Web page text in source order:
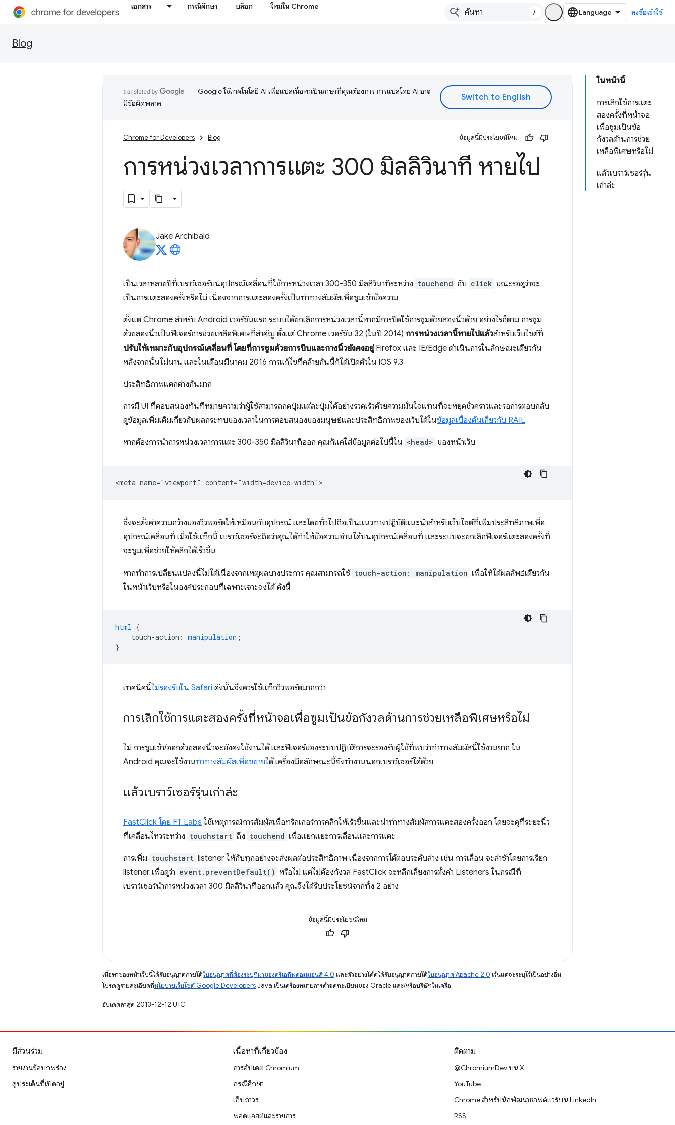
เอกสาร กรณีศึกษา บล็อก ใหม่ใน Chrome
/ ลงชื่อเข้าใช้
Blog
ในหน้านี้
การเลิกใช้การแตะ
สองครั้งที่หน้าจอ
เพื่อซูมเป็นข้อ
กังวลด้านการช่วย
เหลือพิเศษหรือไม่
แล้วเบราว์เซอร์รุ่น
เก่าล่ะ
Google ใช้เทคโนโลยี AI เพื่อแปลเนื้อหาเป็นภาษาที่คุณต้องการ การแปลโดย AI อาจ
มีข้อผิดพลาด
Chrome for Developers Blog ข้อมูลนี้มีประโยชน์ไหม
การหน่วงเวลาการแตะ 300 มิลลิวินาที หายไป
Jake Archibald
เป็นเวลาหลายปีที่เบราว์เซอร์บนอุปกรณ์เคลื่อนที่ใช้การหน่วงเวลา 300-350 มิลลิวินาทีระหว่าง touchend กับ click ขณะรอดูว่าจะ
เป็นการแตะสองครั้งหรือไม่ เนื่องจากการแตะสองครั้งเป็นท่าทางสัมผัสเพื่อซูมเข้าข้อความ
ตั้งแต่ Chrome สำหรับ Android เวอร์ชันแรก ระบบได้ยกเลิกการหน่วงเวลานี้หากมีการปิดใช้การซูมด้วยสองนิ้วด้วย อย่างไรก็ตาม การซูม
ด้วยสองนิ้วเป็นฟีเจอร์การช่วยเหลือพิเศษที่สำคัญ ตั้งแต่ Chrome เวอร์ชัน 32 (ในปี 2014) การหน่วงเวลานี้หายไปแล้วสำหรับเว็บไซต์ที่
ปรับให้เหมาะกับอุปกรณ์เคลื่อนที่ โดยที่การซูมด้วยการบีบและกางนิ้วยังคงอยู่Firefox และ IE/Edge ดำเนินการในลักษณะเดียวกัน
หลังจากนั้นไม่นาน และในเดือนมีนาคม 2016 การแก้ไขที่คล้ายกันนี้ก็ได้เปิดตัวใน iOS 9.3
ประสิทธิภาพแตกต่างกันมาก
การมี UI ที่ตอบสนองทันทีหมายความว่าผู้ใช้สามารถกดปุ่มแต่ละปุ่มได้อย่างรวดเร็วด้วยความมั่นใจแทนที่จะหยุดชั่วคราวและรอการตอบกลับ
ดูข้อมูลเพิ่มเติมเกี่ยวกับผลกระทบของเวลาในการตอบสนองของมนุษย์และประสิทธิภาพของเว็บได้ในข้อมูลเบื้องต้นเกี่ยวกับ RAIL
หากต้องการนำการหน่วงเวลาการแตะ 300-350 มิลลิวินาทีออก คุณก็แค่ใส่ข้อมูลต่อไปนี้ใน <head> ของหน้าเว็บ
ซึ่งจะตั้งค่าความกว้างของวิวพอร์ตให้เหมือนกับอุปกรณ์ และโดยทั่วไปถือเป็นแนวทางปฏิบัติแนะนำสำหรับเว็บไซต์ที่เพิ่มประสิทธิภาพเพื่อ
อุปกรณ์เคลื่อนที่ เมื่อใช้แท็กนี้ เบราว์เซอร์จะถือว่าคุณได้ทำให้ข้อความอ่านได้บนอุปกรณ์เคลื่อนที่ และระบบจะยกเลิกฟีเจอร์แตะสองครั้งที่
จะซูมเพื่อช่วยให้คลิกได้เร็วขึ้น
หากทําการเปลี่ยนแปลงนี้ไม่ได้เนื่องจากเหตุผลบางประการ คุณสามารถใช้ touch-action: manipulation เพื่อให้ได้ผลลัพธ์เดียวกัน
ในหน้าเว็บหรือในองค์ประกอบที่เฉพาะเจาะจงได้ ดังนี้
html {
touch-action : manipulation ;
}
เทคนิคนี้ไม่รองรับใน Safari ดังนั้นจึงควรใช้แท็กวิวพอร์ตมากกว่า
การเลิกใช้การแตะสองครั้งที่หน้าจอเพื่อซูมเป็นข้อกังวลด้านการช่วยเหลือพิเศษหรือไม่
ไม่ การซูมเข้า/ออกด้วยสองนิ้วจะยังคงใช้งานได้ และฟีเจอร์ของระบบปฏิบัติการจะรองรับผู้ใช้ที่พบว่าท่าทางสัมผัสนี้ใช้งานยาก ใน
Android คุณจะใช้งานท่าทางสัมผัสเพื่อขยายได้ เครื่องมือลักษณะนี้ยังทำงานนอกเบราว์เซอร์ได้ด้วย
แล้วเบราว์เซอร์รุ่นเก่าล่ะ
FastClick โดย FT Labs ใช้เหตุการณ์การสัมผัสเพื่อทริกเกอร์การคลิกให้เร็วขึ้นและนำท่าทางสัมผัสการแตะสองครั้งออก โดยจะดูที่ระยะนิ้ว
ที่เคลื่อนไหวระหว่าง touchstart ถึง touchend เพื่อแยกแยะการเลื่อนและการแตะ
การเพิ่ม touchstart listener ให้กับทุกอย่างจะส่งผลต่อประสิทธิภาพ เนื่องจากการโต้ตอบระดับล่าง เช่น การเลื่อน จะล่าช้าโดยการเรียก
listener เพื่อดูว่า event.preventDefault() หรือไม่ แต่ไม่ต้องกังวล FastClick จะหลีกเลี่ยงการตั้งค่า Listeners ในกรณีที่
เบราว์เซอร์นำการหน่วงเวลา 300 มิลลิวินาทีออกแล้ว คุณจึงได้รับประโยชน์จากทั้ง 2 อย่าง
ข้อมูลนี้มีประโยชน์ไหม
เนื้อหาของหน้าเว็บนี้ได้รับอนุญาตภายใต้ใบอนุญาตที่ต้องระบุที่มาของครีเอทีฟคอมมอนส์ 4.0 และตัวอย่างโค้ดได้รับอนุญาตภายใต้ใบอนุญาต Apache 2.0 เว้นแต่จะระบุไว้เป็นอย่างอื่น
โปรดดูรายละเอียดที่นโยบายเว็บไซต์ Google DevelopersJava เป็นเครื่องหมายการค้าจดทะเบียนของ Oracle และ/หรือบริษัทในเครือ
อัปเดตล่าสุด 2013-12-12 UTC
มีส่วนร่วม
รายงานข้อบกพร่อง
ดูประเด็นที่เปิดอยู่
เนื้อหาที่เกี่ยวข้อง
การอัปเดต Chromium
กรณีศึกษา
เก็บถาวร
พอดแคสต์และรายการ
ติดตาม
@ChromiumDev บน X
YouTube
Chrome สำหรับนักพัฒนาซอฟต์แวร์บน LinkedIn
RSS